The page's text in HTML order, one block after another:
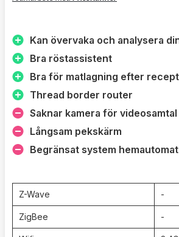
dina filmer i iCloud. Du kan även lagra
MicroSD-kort i kameran (upp till 128gb).
Aqara Camera Hub G3 är en
smart hem-kamera som erbjuder
övervakning och integrering med
Medan dess funktioner och prestanda
bör du överväga ekosystemets
kostnad innan köp.
Kan övervaka och analysera
Bra röstassistent
Bra för matlagning efter recept
Thread border router
Saknar kamera för videosamtal
Långsam pekskärm
Begränsat system
Z-Wave -
ZigBee -